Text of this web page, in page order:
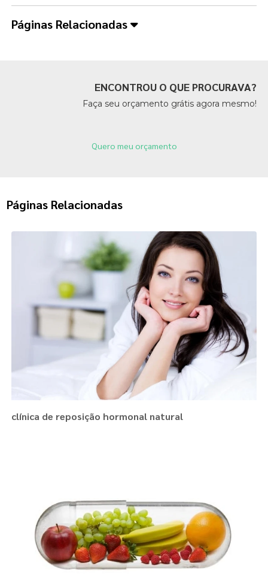
Páginas Relacionadas
ENCONTROU O QUE PROCURAVA?
Faça seu orçamento grátis agora mesmo!
Quero meu orçamento
Páginas Relacionadas
clínica de reposição hormonal natural